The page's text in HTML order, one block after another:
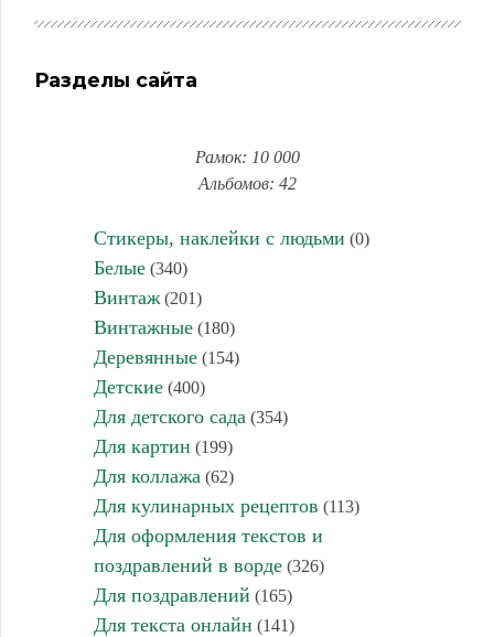
Разделы сайта
Рамок: 10 000
Альбомов: 42
Стикеры, наклейки с людьми (0)
Белые(340)
Винтаж(201)
Винтажные(180)
Деревянные(154)
Детские(400)
Для детского сада (354)
Для картин (199)
Для коллажа (62)
Для кулинарных рецептов (113)
Для оформления текстов и
поздравлений в ворде(326)
Для поздравлений (165)
Для текста онлайн (141)